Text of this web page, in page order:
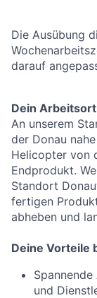
Die Ausübung
darauf
Dein
An unserem
der Donau
Helicopter von
Endprodukt.
Standort
fertigen
abheben und
Deine Vorteile
und